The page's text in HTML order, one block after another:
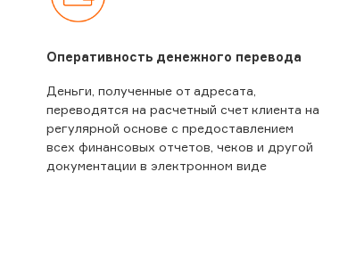
Оперативность денежного перевода
Деньги, полученные от адресата,
переводятся на расчетный счет клиента на
регулярной основе с предоставлением
всех финансовых отчетов, чеков и другой
документации в электронном виде